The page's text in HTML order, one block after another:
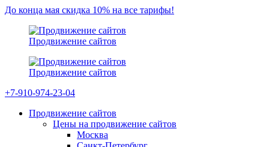
До конца мая скидка 10% на все тарифы!
Продвижение сайтов
Продвижение сайтов
+7-910-974-23-04
Продвижение сайтов
Цены на продвижение сайтов
Москва